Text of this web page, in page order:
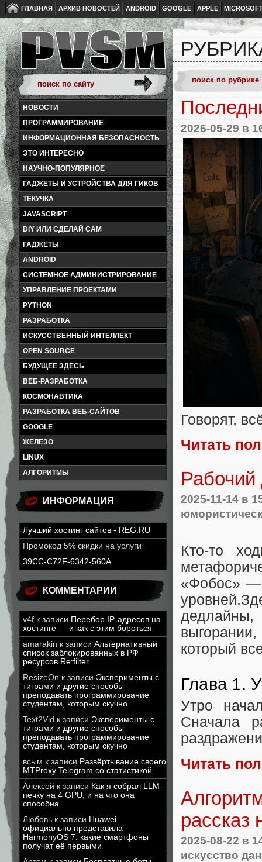
ГЛАВНАЯ АРХИВ НОВОСТЕЙ ANDROID GOOGLE APPLE
НОВОСТИ
ПРОГРАММИРОВАНИЕ
ИНФОРМАЦИОННАЯ БЕЗОПАСНОСТЬ
ЭТО ИНТЕРЕСНО
НАУЧНО-ПОПУЛЯРНОЕ
ГАДЖЕТЫ И УСТРОЙСТВА ДЛЯ ГИКОВ
ТЕКУЧКА
JAVASCRIPT
DIY ИЛИ СДЕЛАЙ САМ
ГАДЖЕТЫ
ANDROID
СИСТЕМНОЕ АДМИНИСТРИРОВАНИЕ
УПРАВЛЕНИЕ ПРОЕКТАМИ
PYTHON
РАЗРАБОТКА
ИСКУССТВЕННЫЙ ИНТЕЛЛЕКТ
OPEN SOURCE
БУДУЩЕЕ ЗДЕСЬ
ВЕБ-РАЗРАБОТКА
КОСМОНАВТИКА
РАЗРАБОТКА ВЕБ-САЙТОВ
GOOGLE
ЖЕЛЕЗО
LINUX
АЛГОРИТМЫ
ИНФОРМАЦИЯ
Лучший хостинг сайтов - REG.RU
Промокод 5% скидки на услуги
39CC-C72F-6342-560A
КОММЕНТАРИИ
v4f к записи Перебор IP-адресов на
хостинге — и как с этим бороться
amarakin к записи Альтернативный
список заблокированных в РФ
ресурсов Re:filter
ResizeOn к записи Эксперименты с
тиграми и другие способы
преподавать программирование
студентам, которым скучно
Text2Vid к записи Эксперименты с
тиграми и другие способы
преподавать программирование
студентам, которым скучно
всым к записи Развёртывание своего
MTProxy Telegram со статистикой
Алексей к записи Как я собрал LLM-
печку на 4 GPU, и на что она
способна
Любовь к записи Huawei
официально представила
HarmonyOS 7: какие смартфоны
получат её первыми
2026-05-29 в
Говорят,
Читать
Рабочий
2025-11-14 в
Кто-то
«Фобос» —
дедлайны,
который
Глава 1.
Утро
Сначала
Читать
рассказ
2025-08-22 в
искусство